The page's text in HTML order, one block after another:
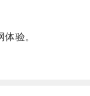
验。